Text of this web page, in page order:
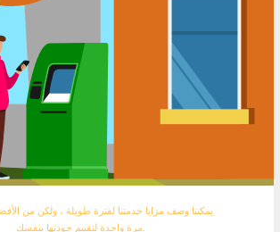
يمكننا وصف مزايا خدمتنا لفترة طويلة ، ولكن من
مرة واحدة لتقييم جودتها بنفسك.